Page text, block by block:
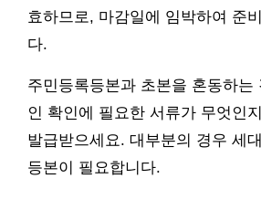
효하므로, 마감일에 임박하여 준
다.
주민등록등본과 초본을 혼동하는
인 확인에 필요한 서류가 무엇인
발급받으세요. 대부분의 경우 세
등본이 필요합니다.